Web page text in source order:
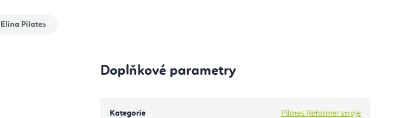
Elina Pilates
Doplňkové parametry
Kategorie Pilates Reformer stroje